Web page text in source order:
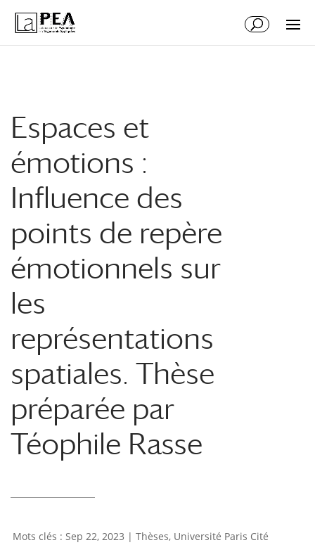
contenu
Espaces et
émotions :
Influence des
points de repère
émotionnels sur
les
représentations
spatiales. Thèse
préparée par
Téophile Rasse
Sep 22, 2023 | Thèses, Université Paris Cité